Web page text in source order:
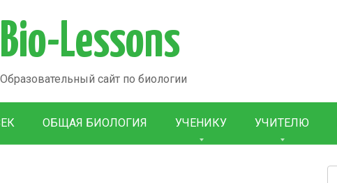
Bio-Lessons
Образовательный сайт по биологии
ОБЩАЯ БИОЛОГИЯ УЧЕНИКУ УЧИТЕЛЮ